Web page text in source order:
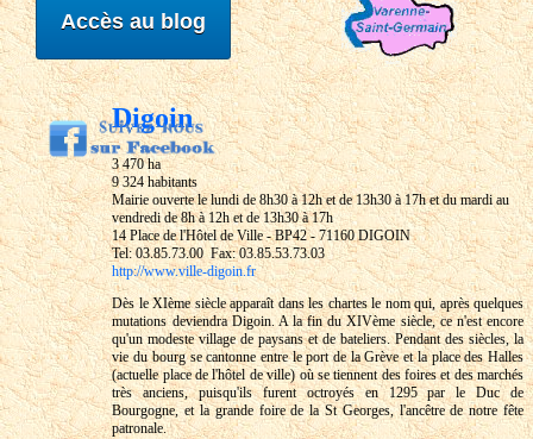
Accès au blog
Digoin
3 470 ha
9 324 habitants
Mairie ouverte le lundi de 8h30 à 12h et de 13h30 à 17h et du mardi au
vendredi de 8h à 12h et de 13h30 à 17h
14 Place de l'Hôtel de Ville - BP42 - 71160 DIGOIN
Tel: 03.85.73.00 Fax: 03.85.53.73.03
http://www.ville-digoin.fr
Dès le XIème siècle apparaît dans les chartes le nom qui, après quelques
mutations deviendra Digoin. A la fin du XIVème siècle, ce n'est encore
qu'un modeste village de paysans et de bateliers. Pendant des siècles, la
vie du bourg se cantonne entre le port de la Grève et la place des Halles
(actuelle place de l'hôtel de ville) où se tiennent des foires et des marchés
très anciens, puisqu'ils furent octroyés en 1295 par le Duc de
Bourgogne, et la grande foire de la St Georges, l'ancêtre de notre fête
patronale.